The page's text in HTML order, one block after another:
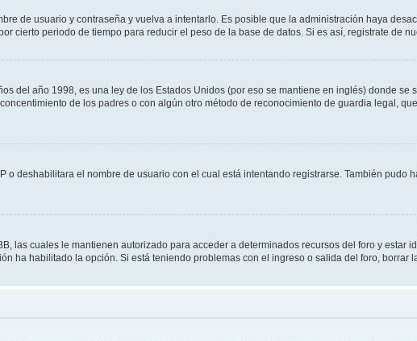
de usuario y contraseña y vuelva a intentarlo. Es posible que la administración haya
cierto periodo de tiempo para reducir el peso de la base de datos. Si es así, registrate de
del año 1998, es una ley de los Estados Unidos (por eso se mantiene en inglés) donde
de los padres o con algún otro método de reconocimiento de guardia legal,
o deshabilitara el nombre de usuario con el cual está intentando registrarse. También
las cuales le mantienen autorizado para acceder a determinados recursos del foro y estar
ha habilitado la opción. Si está teniendo problemas con el ingreso o salida del foro, borrar